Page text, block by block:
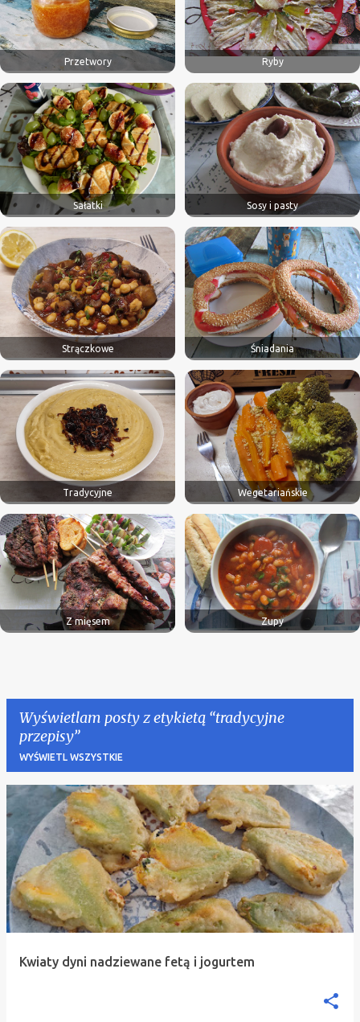
Przetwory Ryby
Sałatki Sosy i pasty
Strączkowe Śniadania
Tradycyjne Wegetariańskie
Z mięsem Zupy
Wyświetlam posty z etykietą tradycyjne
przepisy
WYŚWIETL WSZYSTKIE
P
o
t
y
Kwiaty dyni nadziewane fetą i jogurtem